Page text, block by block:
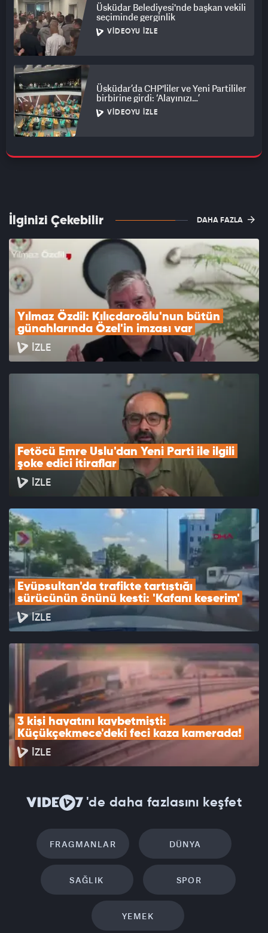
Üsküdar Belediyesi'nde başkan vekili
seçiminde gerginlik
VIDEOYU İZLE
Üsküdar’da CHP'liler ve Yeni Partililer
birbirine girdi: ‘Alayınızı…’
VIDEOYU İZLE
İlginizi Çekebilir DAHA FAZLA
Yılmaz Özdil: Kılıçdaroğlu'nun bütün
günahlarında Özel'in imzası var
İZLE
Fetöcü Emre Uslu'dan Yeni Parti ile ilgili
şoke edici itiraflar
İZLE
Eyüpsultan'da trafikte tartıştığı
sürücünün önünü kesti: 'Kafanı keserim'
İZLE
3 kişi hayatını kaybetmişti:
Küçükçekmece'deki feci kaza kamerada!
İZLE
'de daha fazlasını keşfet
FRAGMANLAR DÜNYA
SAĞLIK SPOR
YEMEK